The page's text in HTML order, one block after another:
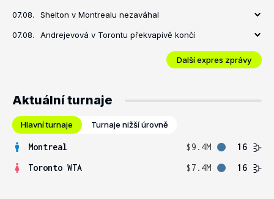
07.08. Shelton v Montrealu nezaváhal
07.08. Andrejevová v Torontu překvapivě končí
Další expres zprávy
Aktuální turnaje
Hlavní turnaje Turnaje nižší úrovně
Montreal $9.4M
16
Toronto WTA
$7.4M 16